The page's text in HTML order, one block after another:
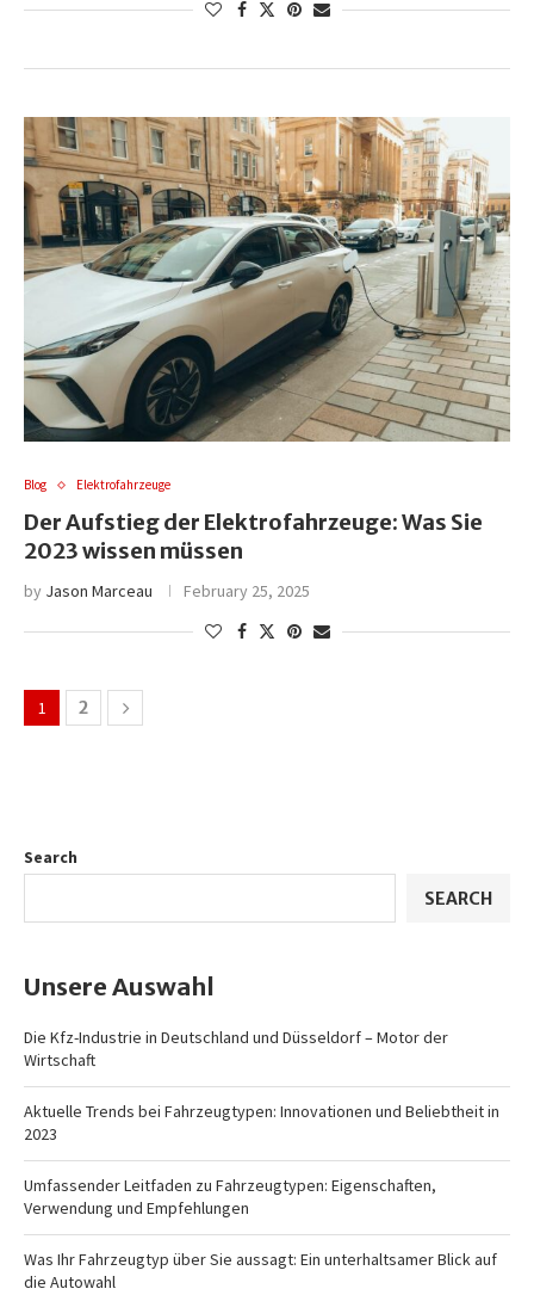
Blog Elektrofahrzeuge
Der Aufstieg der Elektrofahrzeuge: Was Sie
2023 wissen müssen
by Jason Marceau February 25, 2025
1 2
Search
SEARCH
Unsere Auswahl
Die Kfz-Industrie in Deutschland und Düsseldorf – Motor der
Wirtschaft
Aktuelle Trends bei Fahrzeugtypen: Innovationen und Beliebtheit in
2023
Umfassender Leitfaden zu Fahrzeugtypen: Eigenschaften,
Verwendung und Empfehlungen
Was Ihr Fahrzeugtyp über Sie aussagt: Ein unterhaltsamer Blick auf
die Autowahl